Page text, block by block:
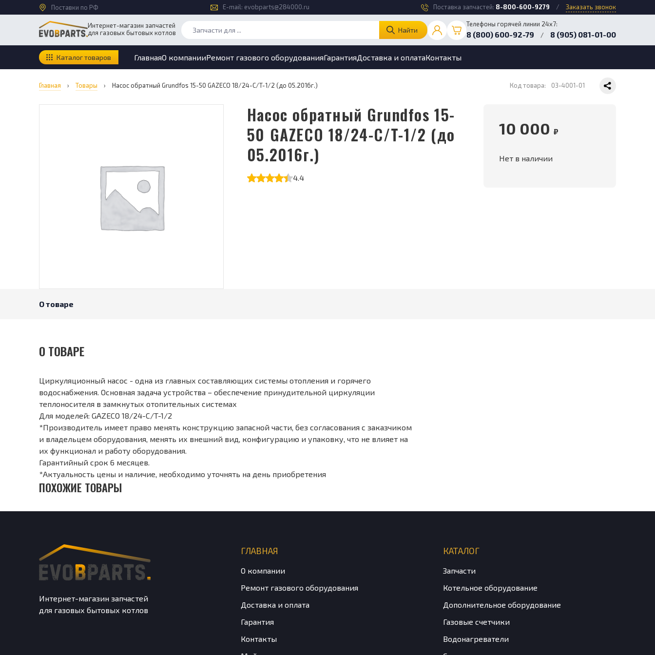
Поставки по РФ E-mail: evobparts@284000.ru Поставка запчастей: 8-800-600-9279 / Заказать звонок
Интернет-магазин запчастей
для газовых бытовых котлов
Найти
Телефоны горячей линии 24х7:
8 (800) 600-92-79 / 8 (905) 081-01-00
Каталог товаров ГлавнаяО компанииРемонт газового оборудованияГарантияДоставка и оплатаКонтакты
Главная › Товары › Насос обратный Grundfos 15-50 GAZECO 18/24-C/T-1/2 (до 05.2016г.) Код товара: 03-4001-01
Насос обратный Grundfos 15-
50 GAZECO 18/24-C/T-1/2 (до
05.2016г.)
4.4
10 000 ₽
Нет в наличии
О товаре
О ТОВАРЕ
Циркуляционный насос - одна из главных составляющих системы отопления и горячего
водоснабжения. Основная задача устройства – обеспечение принудительной циркуляции
теплоносителя в замкнутых отопительных системах
Для моделей: GAZECO 18/24-C/T-1/2
*Производитель имеет право менять конструкцию запасной части, без согласования с заказчиком
и владельцем оборудования, менять их внешний вид, конфигурацию и упаковку, что не влияет на
их функционал и работу оборудования.
Гарантийный срок 6 месяцев.
*Актуальность цены и наличие, необходимо уточнять на день приобретения
ПОХОЖИЕ ТОВАРЫ
Интернет-магазин запчастей
для газовых бытовых котлов
ГЛАВНАЯ
О компании
Ремонт газового оборудования
Доставка и оплата
Гарантия
Контакты
КАТАЛОГ
Запчасти
Котельное оборудование
Дополнительное оборудование
Газовые счетчики
Водонагреватели